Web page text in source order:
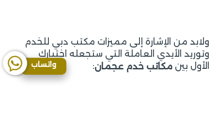
ولابد من الإشارة إلى مميزات مكتب دبي للخدم
وتوريد الأيدي العاملة التي ستجعله اختيارك
الأول بين مكاتب خدم عجمان: واتساب